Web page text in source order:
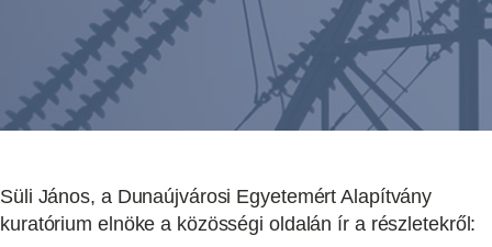
Süli János, a Dunaújvárosi Egyetemért Alapítvány
kuratórium elnöke a közösségi oldalán ír a részletekről: